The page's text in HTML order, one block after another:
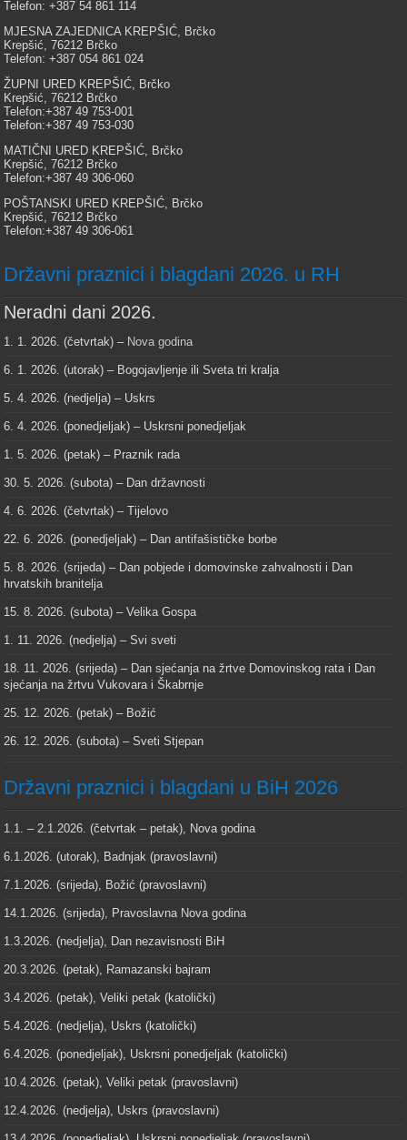
Telefon: +387 54 861 114
MJESNA ZAJEDNICA KREPŠIĆ, Brčko
Krepšić, 76212 Brčko
Telefon: +387 054 861 024
ŽUPNI URED KREPŠIĆ, Brčko
Krepšić, 76212 Brčko
Telefon:+387 49 753-001
Telefon:+387 49 753-030
MATIČNI URED KREPŠIĆ, Brčko
Krepšić, 76212 Brčko
Telefon:+387 49 306-060
POŠTANSKI URED KREPŠIĆ, Brčko
Krepšić, 76212 Brčko
Telefon:+387 49 306-061
Državni praznici i blagdani 2026. u RH
Neradni dani 2026.
1. 1. 2026. (četvrtak) – Nova godina
6. 1. 2026. (utorak) – Bogojavljenje ili Sveta tri kralja
5. 4. 2026. (nedjelja) – Uskrs
6. 4. 2026. (ponedjeljak) – Uskrsni ponedjeljak
1. 5. 2026. (petak) – Praznik rada
30. 5. 2026. (subota) – Dan državnosti
4. 6. 2026. (četvrtak) – Tijelovo
22. 6. 2026. (ponedjeljak) – Dan antifašističke borbe
5. 8. 2026. (srijeda) – Dan pobjede i domovinske zahvalnosti i Dan
hrvatskih branitelja
15. 8. 2026. (subota) – Velika Gospa
1. 11. 2026. (nedjelja) – Svi sveti
18. 11. 2026. (srijeda) – Dan sjećanja na žrtve Domovinskog rata i Dan
sjećanja na žrtvu Vukovara i Škabrnje
25. 12. 2026. (petak) – Božić
26. 12. 2026. (subota) – Sveti Stjepan
Državni praznici i blagdani u BiH 2026
1.1. – 2.1.2026. (četvrtak – petak), Nova godina
6.1.2026. (utorak), Badnjak (pravoslavni)
7.1.2026. (srijeda), Božić (pravoslavni)
14.1.2026. (srijeda), Pravoslavna Nova godina
1.3.2026. (nedjelja), Dan nezavisnosti BiH
20.3.2026. (petak), Ramazanski bajram
3.4.2026. (petak), Veliki petak (katolički)
5.4.2026. (nedjelja), Uskrs (katolički)
6.4.2026. (ponedjeljak), Uskrsni ponedjeljak (katolički)
10.4.2026. (petak), Veliki petak (pravoslavni)
12.4.2026. (nedjelja), Uskrs (pravoslavni)